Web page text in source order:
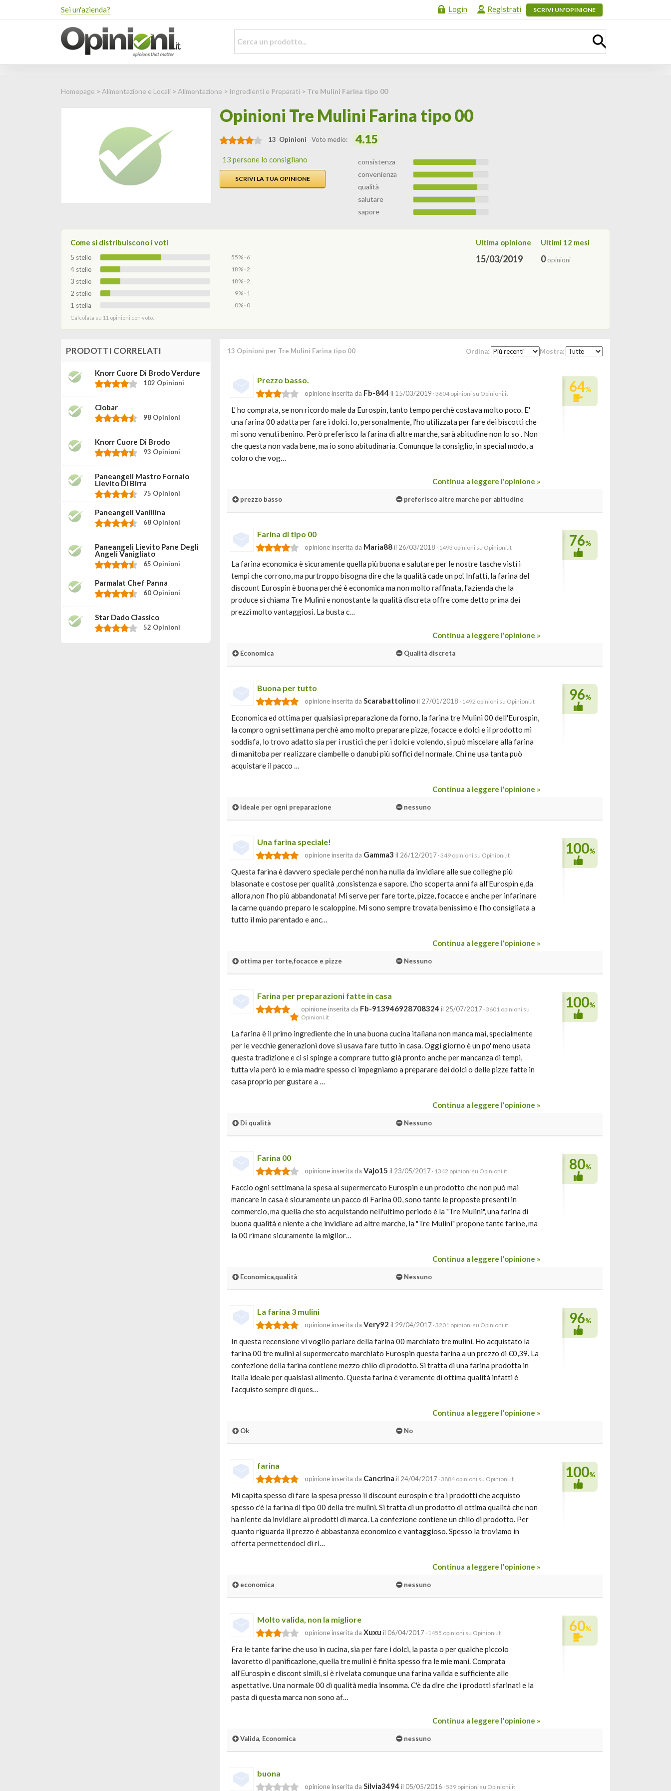
Sei un'azienda? Login Registrati SCRIVI UN'OPINIONE
Homepage > Alimentazione e Locali > Alimentazione > Ingredienti e Preparati > Tre Mulini Farina tipo 00
Opinioni Tre Mulini Farina tipo 00
13 Opinioni Voto medio: 4.15
13 persone lo consigliano
SCRIVI LA TUA OPINIONE
consistenza
convenienza
qualità
salutare
sapore
Come si distribuiscono i voti
5 stelle 55% · 6
4 stelle 18% · 2
3 stelle 18% · 2
2 stelle 9% · 1
1 stella 0% · 0
Calcolata su 11 opinioni con voto.
Ultima opinione
15/03/2019
Ultimi 12 mesi
0opinioni
13 Opinioni per Tre Mulini Farina tipo 00 Ordina: Mostra:
Prezzo basso.
opinione inserita da Fb-844 il 15/03/2019 · 3604 opinioni su Opinioni.it
L' ho comprata, se non ricordo male da Eurospin, tanto tempo perchè costava molto poco. E'
una farina 00 adatta per fare i dolci. Io, personalmente, l'ho utilizzata per fare dei biscotti che
mi sono venuti benino. Però preferisco la farina di altre marche, sarà abitudine non lo so . Non
che questa non vada bene, ma io sono abitudinaria. Comunque la consiglio, in special modo, a
coloro che vog…
Continua a leggere l'opinione »
64%
prezzo basso preferisco altre marche per abitudine
Farina di tipo 00
opinione inserita da Maria88il 26/03/2018 · 1493 opinioni su Opinioni.it
La farina economica è sicuramente quella più buona e salutare per le nostre tasche visti i
tempi che corrono, ma purtroppo bisogna dire che la qualità cade un po'. Infatti, la farina del
discount Eurospin è buona perché è economica ma non molto raffinata, l'azienda che la
produce si chiama Tre Mulini e nonostante la qualità discreta offre come detto prima dei
prezzi molto vantaggiosi. La busta c…
Continua a leggere l'opinione »
76%
Economica Qualità discreta
Buona per tutto
opinione inserita da Scarabattolinoil 27/01/2018 · 1492 opinioni su Opinioni.it
Economica ed ottima per qualsiasi preparazione da forno, la farina tre Mulini 00 dell'Eurospin,
la compro ogni settimana perchè amo molto preparare pizze, focacce e dolci e il prodotto mi
soddisfa, lo trovo adatto sia per i rustici che per i dolci e volendo, si può miscelare alla farina
di manitoba per realizzare ciambelle o danubi più soffici del normale. Chi ne usa tanta può
acquistare il pacco …
Continua a leggere l'opinione »
96%
ideale per ogni preparazione nessuno
Una farina speciale!
opinione inserita da Gamma3 il 26/12/2017 · 349 opinioni su Opinioni.it
Questa farina è davvero speciale perché non ha nulla da invidiare alle sue colleghe più
blasonate e costose per qualità ,consistenza e sapore. L'ho scoperta anni fa all'Eurospin e,da
allora,non l'ho più abbandonata! Mi serve per fare torte, pizze, focacce e anche per infarinare
la carne quando preparo le scaloppine. Mi sono sempre trovata benissimo e l'ho consigliata a
tutto il mio parentado e anc…
Continua a leggere l'opinione »
100%
ottima per torte,focacce e pizze Nessuno
Farina per preparazioni fatte in casa
opinione inserita da Fb-913946928708324 il 25/07/2017 · 3601 opinioni su
Opinioni.it
La farina è il primo ingrediente che in una buona cucina italiana non manca mai, specialmente
per le vecchie generazioni dove si usava fare tutto in casa. Oggi giorno è un po' meno usata
questa tradizione e ci si spinge a comprare tutto già pronto anche per mancanza di tempi,
tutta via però io e mia madre spesso ci impegniamo a preparare dei dolci o delle pizze fatte in
casa proprio per gustare a …
Continua a leggere l'opinione »
100%
Di qualità Nessuno
Farina 00
opinione inserita da Vajo15 il 23/05/2017 · 1342 opinioni su Opinioni.it
Faccio ogni settimana la spesa al supermercato Eurospin e un prodotto che non può mai
mancare in casa è sicuramente un pacco di Farina 00, sono tante le proposte presenti in
commercio, ma quella che sto acquistando nell'ultimo periodo è la "Tre Mulini", una farina di
buona qualità e niente a che invidiare ad altre marche, la "Tre Mulini" propone tante farine, ma
la 00 rimane sicuramente la miglior…
Continua a leggere l'opinione »
80%
Economica,qualità Nessuno
La farina 3 mulini
opinione inserita da Very92 il 29/04/2017 · 3201 opinioni su Opinioni.it
In questa recensione vi voglio parlare della farina 00 marchiato tre mulini. Ho acquistato la
farina 00 tre mulini al supermercato marchiato Eurospin questa farina a un prezzo di €0,39. La
confezione della farina contiene mezzo chilo di prodotto. Si tratta di una farina prodotta in
Italia ideale per qualsiasi alimento. Questa farina è veramente di ottima qualità infatti è
l'acquisto sempre di ques…
Continua a leggere l'opinione »
96%
Ok No
farina
opinione inserita da Cancrina il 24/04/2017 · 3884 opinioni su Opinioni.it
Mi capita spesso di fare la spesa presso il discount eurospin e tra i prodotti che acquisto
spesso c'è la farina di tipo 00 della tre mulini. Si tratta di un prodotto di ottima qualità che non
ha niente da invidiare ai prodotti di marca. La confezione contiene un chilo di prodotto. Per
quanto riguarda il prezzo è abbastanza economico e vantaggioso. Spesso la troviamo in
offerta permettendoci di ri…
Continua a leggere l'opinione »
100%
economica nessuno
Molto valida, non la migliore
opinione inserita da Xuxu il 06/04/2017 · 1455 opinioni su Opinioni.it
Fra le tante farine che uso in cucina, sia per fare i dolci, la pasta o per qualche piccolo
lavoretto di panificazione, quella tre mulini è finita spesso fra le mie mani. Comprata
all'Eurospin e discont simili, si è rivelata comunque una farina valida e sufficiente alle
aspettative. Una normale 00 di qualità media insomma. C'è da dire che i prodotti sfarinati e la
pasta di questa marca non sono af…
Continua a leggere l'opinione »
60%
Valida, Economica nessuno
buona
opinione inserita da Silvia3494 il 05/05/2016 · 539 opinioni su Opinioni.it
PRODOTTI CORRELATI
Knorr Cuore Di Brodo Verdure
102 Opinioni
Ciobar
98 Opinioni
Knorr Cuore Di Brodo
93 Opinioni
Paneangeli Mastro Fornaio
Lievito Di Birra
75 Opinioni
Paneangeli Vanillina
68 Opinioni
Paneangeli Lievito Pane Degli
Angeli Vanigliato
65 Opinioni
Parmalat Chef Panna
60 Opinioni
Star Dado Classico
52 Opinioni